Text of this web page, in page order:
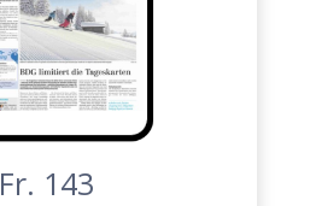
Fr. 143